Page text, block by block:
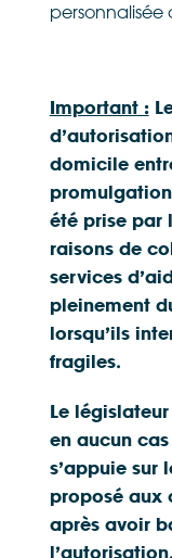
personnalisée
Important :
domicile
été prise par
raisons de
services
pleinement
lorsqu’ils
fragiles.
Le
en aucun
s’appuie sur
proposé aux
après avoir